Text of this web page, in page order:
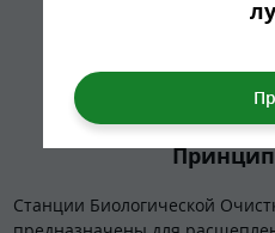
Станции Биологической